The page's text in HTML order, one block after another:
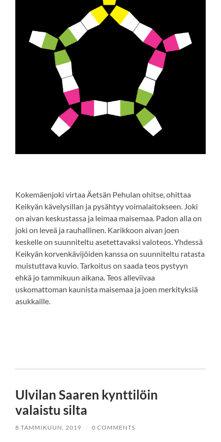
Kokemäenjoki virtaa Äetsän Pehulan ohitse, ohittaa
Keikyän kävelysillan ja pysähtyy voimalaitokseen. Joki
on aivan keskustassa ja leimaa maisemaa. Padon alla on
joki on leveä ja rauhallinen. Karikkoon aivan joen
keskelle on suunniteltu asetettavaksi valoteos. Yhdessä
Keikyän korvenkävijöiden kanssa on suunniteltu ratasta
muistuttava kuvio. Tarkoitus on saada teos pystyyn
ehkä jo tammikuun aikana. Teos alleviivaa
uskomattoman kaunista maisemaa ja joen merkityksiä
asukkaille.
Ulvilan Saaren kynttilöin
valaistu silta
8 TAMMIKUUN, 2019 / 0 COMMENTS